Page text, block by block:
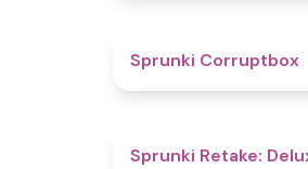
Sprunki Corruptbox
Sprunki Retake: